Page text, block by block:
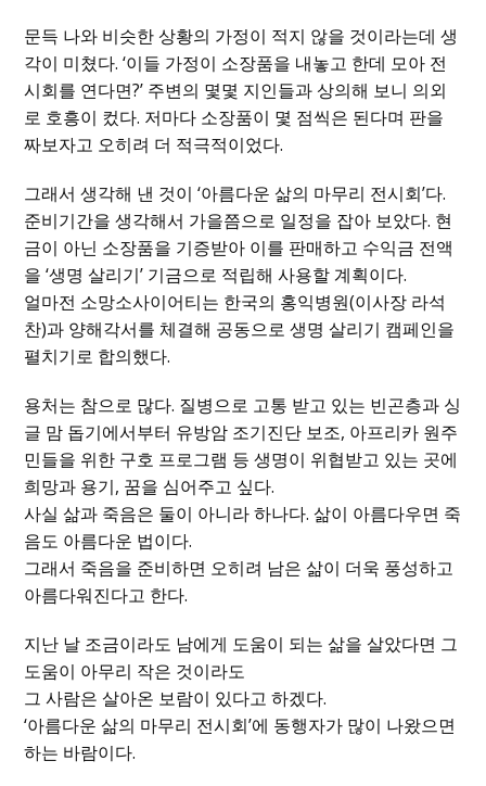
문득 나와 비슷한 상황의 가정이 적지 않을 것이라는데 생
각이 미쳤다. ‘이들 가정이 소장품을 내놓고 한데 모아 전
시회를 연다면?’ 주변의 몇몇 지인들과 상의해 보니 의외
로 호흥이 컸다. 저마다 소장품이 몇 점씩은 된다며 판을
짜보자고 오히려 더 적극적이었다.
그래서 생각해 낸 것이 ‘아름다운 삶의 마무리 전시회’다.
준비기간을 생각해서 가을쯤으로 일정을 잡아 보았다. 현
금이 아닌 소장품을 기증받아 이를 판매하고 수익금 전액
을 ‘생명 살리기’ 기금으로 적립해 사용할 계획이다.
얼마전 소망소사이어티는 한국의 홍익병원(이사장 라석
찬)과 양해각서를 체결해 공동으로 생명 살리기 캠페인을
펼치기로 합의했다.
용처는 참으로 많다. 질병으로 고통 받고 있는 빈곤층과 싱
글 맘 돕기에서부터 유방암 조기진단 보조, 아프리카 원주
민들을 위한 구호 프로그램 등 생명이 위협받고 있는 곳에
희망과 용기, 꿈을 심어주고 싶다.
사실 삶과 죽음은 둘이 아니라 하나다. 삶이 아름다우면 죽
음도 아름다운 법이다.
그래서 죽음을 준비하면 오히려 남은 삶이 더욱 풍성하고
아름다워진다고 한다.
지난 날 조금이라도 남에게 도움이 되는 삶을 살았다면 그
도움이 아무리 작은 것이라도
그 사람은 살아온 보람이 있다고 하겠다.
‘아름다운 삶의 마무리 전시회’에 동행자가 많이 나왔으면
하는 바람이다.